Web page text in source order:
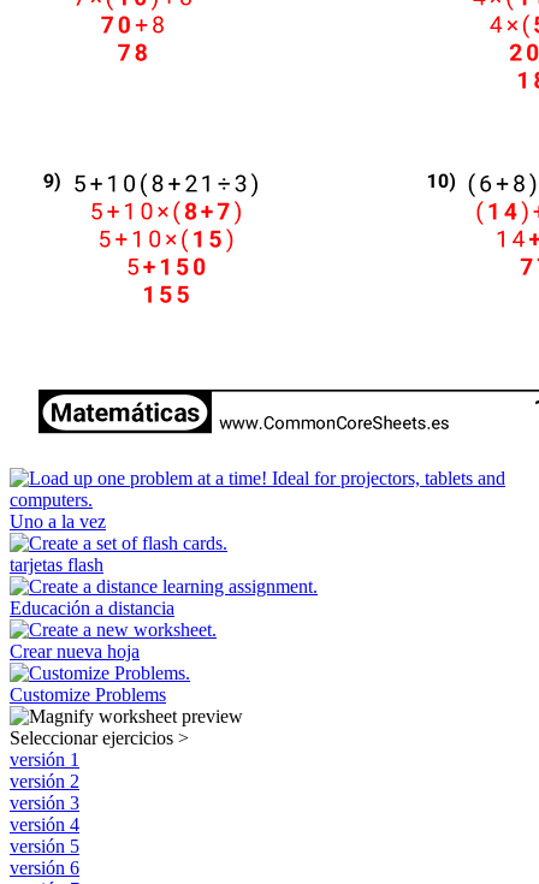
Uno a la vez
tarjetas flash
Educación a distancia
Crear nueva hoja
Customize Problems
Seleccionar ejercicios >
versión 1
versión 2
versión 3
versión 4
versión 5
versión 6